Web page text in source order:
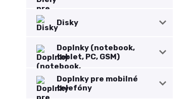
Disky
Doplnky (notebook,
tablet, PC, GSM)
Doplnky pre mobilné
telefóny